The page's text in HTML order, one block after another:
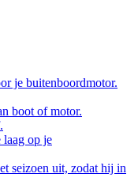
je buitenboordmotor.
boot of motor.
laag op je
seizoen uit, zodat hij in